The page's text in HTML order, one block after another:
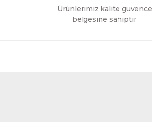
Ürünlerimiz kalite güvence
belgesine sahiptir